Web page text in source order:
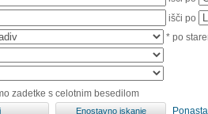
išči po
* po
zadetke s celotnim besedilom